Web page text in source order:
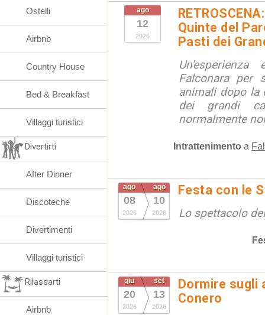
ago
12
2026
Quinte del
Pasti dei
Falconara per
animali dopo la
dei grandi
normalmente
Intrattenimento a
ago
08
2026
ago
10
2026
Festa con le
Lo spettacolo
giu
20
2026
set
13
2026
Dormire sugli
Conero
Ostelli
Airbnb
Country House
Bed & Breakfast
Villaggi turistici
Divertirti
After Dinner
Discoteche
Divertimenti
Villaggi turistici
Rilassarti
Airbnb